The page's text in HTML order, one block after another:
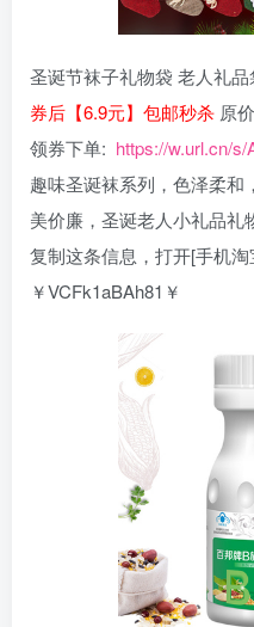
圣诞节袜子礼物袋 老人礼品
券后【6.9元】包邮秒杀 原
领券下单: https://w.url.cn/s/
趣味圣诞袜系列，色泽柔和
美价廉，圣诞老人小礼品礼
复制这条信息，打开[手机
￥VCFk1aBAh81￥